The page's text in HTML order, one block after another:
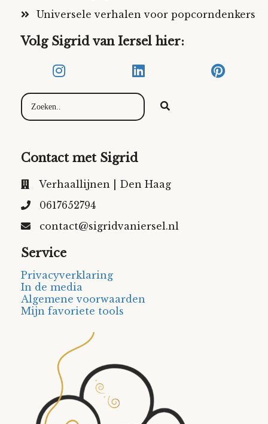
Universele verhalen voor popcorndenkers
Volg Sigrid van Iersel hier:
Contact met Sigrid
Verhaallijnen | Den Haag
0617652794
contact@sigridvaniersel.nl
Service
Privacyverklaring
In de media
Algemene voorwaarden
Mijn favoriete tools